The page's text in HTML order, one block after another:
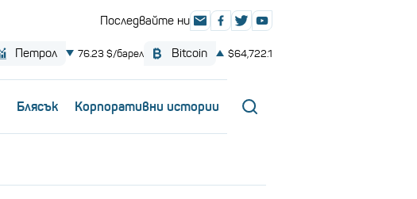
Блясък Корпоративни истории